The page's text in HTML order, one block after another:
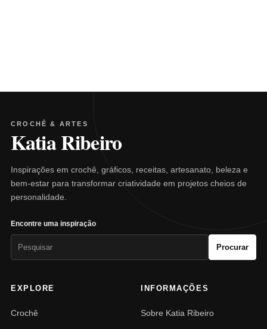
CROCHÊ & ARTES
Katia Ribeiro
Inspirações em crochê, gráficos, receitas, artesanato, beleza e
bem-estar para transformar criatividade em projetos cheios de
personalidade.
Encontre uma inspiração
Procurar
EXPLORE
Crochê
INFORMAÇÕES
Sobre Katia Ribeiro